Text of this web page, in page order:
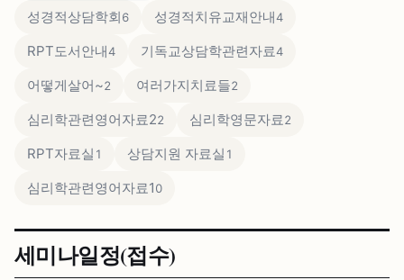
성경적상담학회6 성경적치유교재안내4
RPT도서안내4 기독교상담학관련자료4
어떻게살어~2 여러가지치료들2
심리학관련영어자료22 심리학영문자료2
RPT자료실 1 상담지원 자료실 1
심리학관련영어자료10
세미나일정(접수)